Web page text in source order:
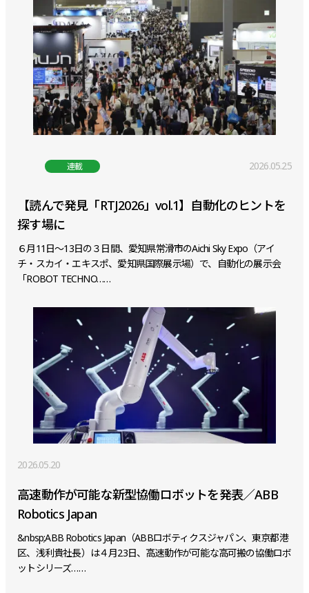
連載 2026.05.25
【読んで発見「RTJ2026」vol.1】自動化のヒントを
探す場に
６月11日～13日の３日間、愛知県常滑市のAichi Sky Expo（アイ
チ・スカイ・エキスポ、愛知県国際展示場）で、自動化の展示会
「ROBOT TECHNO……
2026.05.20
高速動作が可能な新型協働ロボットを発表／ABB
Robotics Japan
&nbsp;ABB Robotics Japan（ABBロボティクスジャパン、東京都港
区、浅利貴社長）は４月23日、高速動作が可能な高可搬の協働ロボ
ットシリーズ……